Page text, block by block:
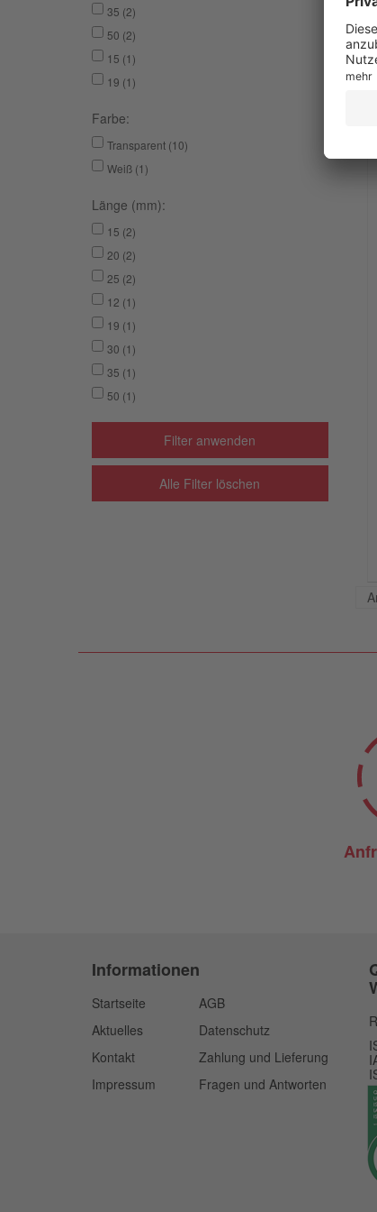
35 (2)
50 (2)
15 (1)
19 (1)
Farbe:
Transparent (10)
Weiß (1)
Länge (mm):
15 (2)
20 (2)
25 (2)
12 (1)
19 (1)
30 (1)
35 (1)
50 (1)
Filter anwenden
Alle Filter löschen
Informationen
Startseite
Aktuelles
Kontakt
Impressum
AGB
Datenschutz
Zahlung und Lieferung
Fragen und Antworten